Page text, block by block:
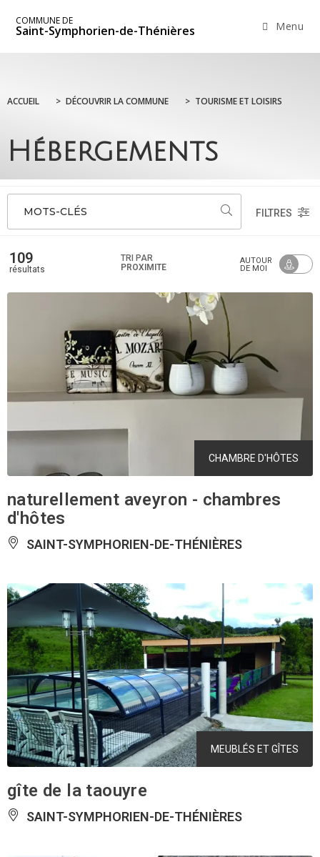
COMMUNE DE
Saint-Symphorien-de-Thénières Menu
ACCUEIL > DÉCOUVRIR LA COMMUNE > TOURISME ET LOISIRS
Hébergements
MOTS-CLÉS FILTRES
109
résultats
TRI PAR
PROXIMITÉ
AUTOUR
DE MOI
CHAMBRE D'HÔTES
naturellement aveyron - chambres
d'hôtes
SAINT-SYMPHORIEN-DE-THÉNIÈRES
MEUBLÉS ET GÎTES
gîte de la taouyre
SAINT-SYMPHORIEN-DE-THÉNIÈRES